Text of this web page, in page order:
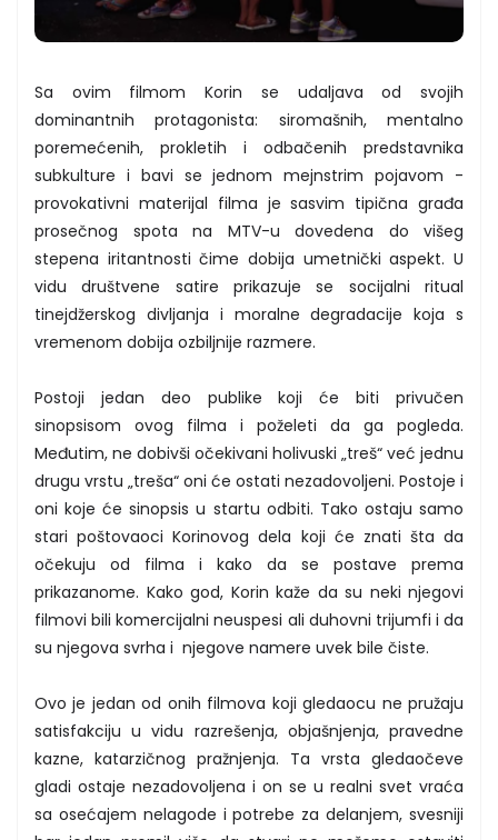
Sa ovim filmom Korin se udaljava od svojih
dominantnih protagonista: siromašnih, mentalno
poremećenih, prokletih i odbačenih predstavnika
subkulture i bavi se jednom mejnstrim pojavom -
provokativni materijal filma je sasvim tipična građa
prosečnog spota na MTV-u dovedena do višeg
stepena iritantnosti čime dobija umetnički aspekt. U
vidu društvene satire prikazuje se socijalni ritual
tinejdžerskog divljanja i moralne degradacije koja s
vremenom dobija ozbiljnije razmere.
Postoji jedan deo publike koji će biti privučen
sinopsisom ovog filma i poželeti da ga pogleda.
Međutim, ne dobivši očekivani holivuski „treš“ već jednu
drugu vrstu „treša“ oni će ostati nezadovoljeni. Postoje i
oni koje će sinopsis u startu odbiti. Tako ostaju samo
stari poštovaoci Korinovog dela koji će znati šta da
očekuju od filma i kako da se postave prema
prikazanome. Kako god, Korin kaže da su neki njegovi
filmovi bili komercijalni neuspesi ali duhovni trijumfi i da
su njegova svrha i njegove namere uvek bile čiste.
Ovo je jedan od onih filmova koji gledaocu ne pružaju
satisfakciju u vidu razrešenja, objašnjenja, pravedne
kazne, katarzičnog pražnjenja. Ta vrsta gledaočeve
gladi ostaje nezadovoljena i on se u realni svet vraća
sa osećajem nelagode i potrebe za delanjem, svesniji